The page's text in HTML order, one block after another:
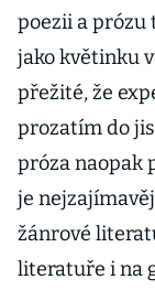
poezii a prózu
jako květinku
přežité, že
prozatím do
próza naopak
je
žánrové
literatuře i na